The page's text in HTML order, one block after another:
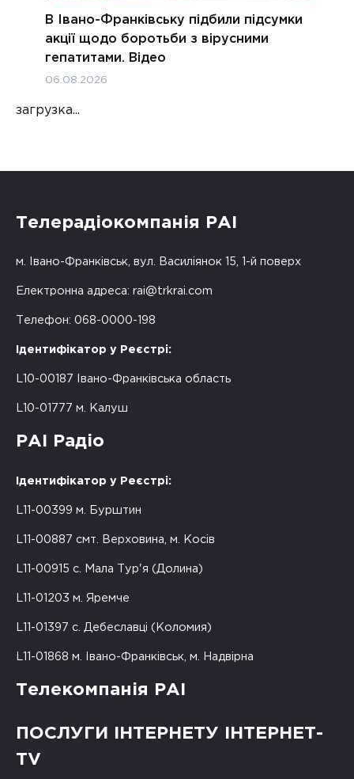
В Івано-Франківську підбили підсумки
акції щодо боротьби з вірусними
гепатитами. Відео
06.08.2026
загрузка...
Телерадіокомпанія РАІ
м. Івано-Франківськ, вул. Василіянок 15, 1-й поверх
Електронна адреса: rai@trkrai.com
Телефон: 068-0000-198
Ідентифікатор у Реєстрі:
L10-00187 Івано-Франківська область
L10-01777 м. Калуш
РАІ Радіо
Ідентифікатор у Реєстрі:
L11-00399 м. Бурштин
L11-00887 смт. Верховина, м. Косів
L11-00915 с. Мала Тур'я (Долина)
L11-01203 м. Яремче
L11-01397 с. Дебеславці (Коломия)
L11-01868 м. Івано-Франківськ, м. Надвірна
Телекомпанія РАІ
ПОСЛУГИ ІНТЕРНЕТУ ІНТЕРНЕТ-
TV